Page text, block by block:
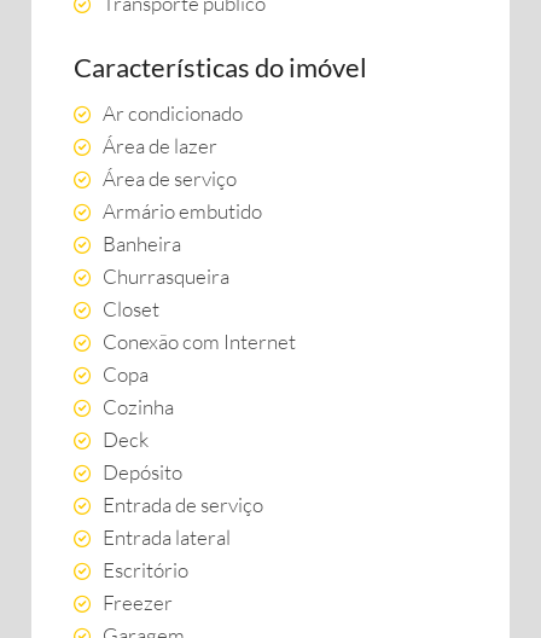
Características do imóvel
Ar condicionado
Área de lazer
Área de serviço
Armário embutido
Banheira
Churrasqueira
Closet
Conexão com Internet
Copa
Cozinha
Deck
Depósito
Entrada de serviço
Entrada lateral
Escritório
Freezer